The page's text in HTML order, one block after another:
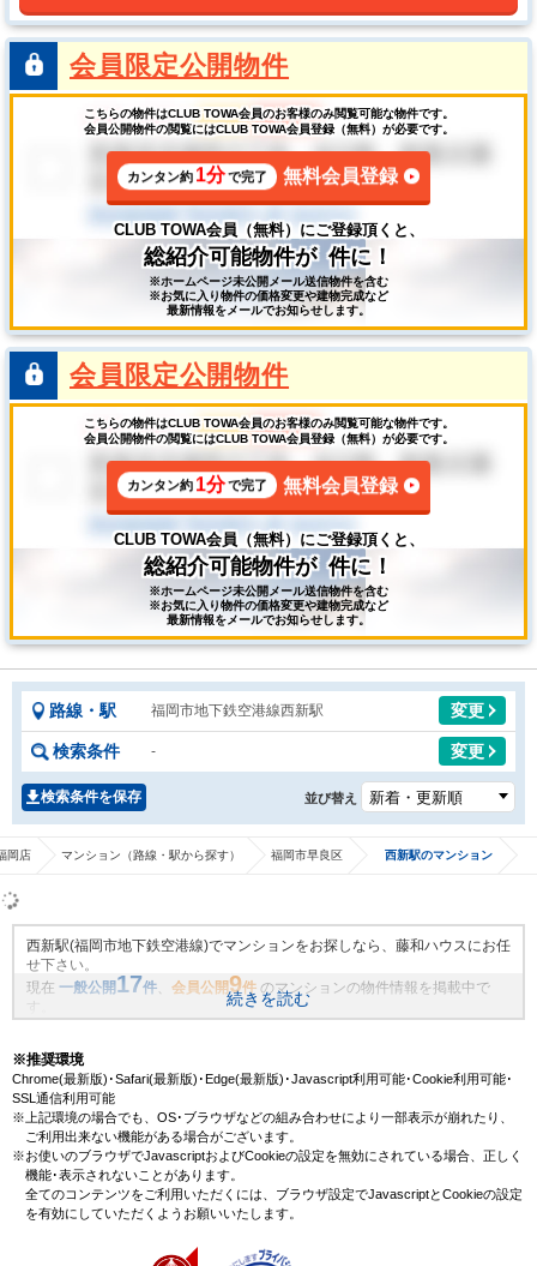
会員限定公開物件
こちらの物件はCLUB TOWA会員のお客様のみ閲覧可能な物件です。
会員公開物件の閲覧にはCLUB TOWA会員登録（無料）が必要です。
カンタン約 1分で完了 無料会員登録
CLUB TOWA会員（無料）にご登録頂くと、
総紹介可能物件が 件に！
※ホームページ未公開メール送信物件を含む
※お気に入り物件の価格変更や建物完成など
最新情報をメールでお知らせします。
会員限定公開物件
こちらの物件はCLUB TOWA会員のお客様のみ閲覧可能な物件です。
会員公開物件の閲覧にはCLUB TOWA会員登録（無料）が必要です。
カンタン約 1分で完了 無料会員登録
CLUB TOWA会員（無料）にご登録頂くと、
総紹介可能物件が 件に！
※ホームページ未公開メール送信物件を含む
※お気に入り物件の価格変更や建物完成など
最新情報をメールでお知らせします。
路線・駅 福岡市地下鉄空港線西新駅 変更
検索条件 - 変更
検索条件を保存 並び替え
岡店 マンション（路線・駅から探す） 福岡市早良区 西新駅のマンション
西新駅(福岡市地下鉄空港線)でマンションをお探しなら、藤和ハウスにお任
せ下さい。
現在 一般公開17件 会員公開9件 のマンションの物件情報を掲載中で
す。
藤和ハウスは地域密着・創業51年、これまでの膨大なお取引により、西新
ざいます。藤和ハウスで理想のマンション・マイホームを見つけません
か？
続きを読む
※推奨環境
Chrome(最新版)･Safari(最新版)･Edge(最新版)･Javascript利用可能･Cookie利用可能･
SSL通信利用可能
※上記環境の場合でも、OS･ブラウザなどの組み合わせにより一部表示が崩れたり、
ご利用出来ない機能がある場合がございます。
※お使いのブラウザでJavascriptおよびCookieの設定を無効にされている場合、正しく
機能･表示されないことがあります。
全てのコンテンツをご利用いただくには、ブラウザ設定でJavascriptとCookieの設定
を有効にしていただくようお願いいたします。